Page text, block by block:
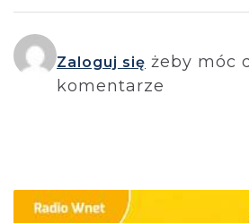
Zaloguj się żeby móc
komentarze